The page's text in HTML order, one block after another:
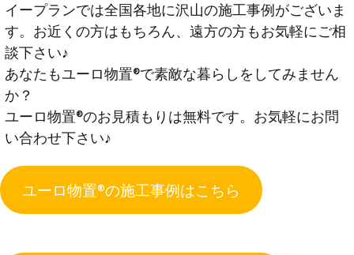
イープランでは全国各地に沢山の施工事例がございま
す。お近くの方はもちろん、遠方の方もお気軽にご相
談下さい♪
あなたもユーロ物置®︎で素敵な暮らしをしてみません
か？
ユーロ物置®︎のお見積もりは無料です。お気軽にお問
い合わせ下さい♪
ユーロ物置®︎の施工事例はこちら